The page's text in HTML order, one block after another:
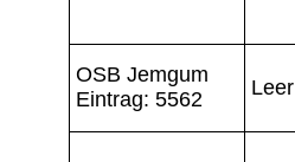
OSB Jemgum
Eintrag: 5562
Leer